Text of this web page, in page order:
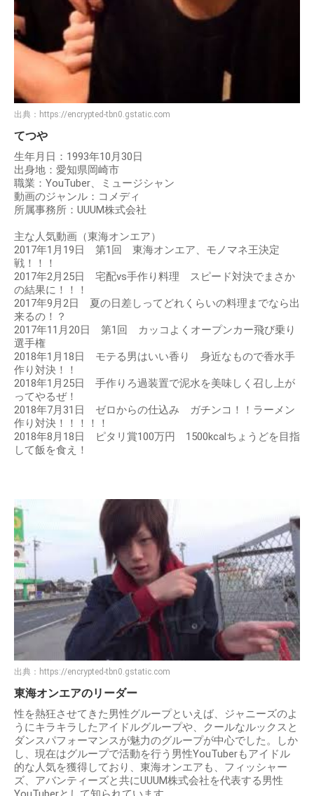
出典： https://encrypted-tbn0.gstatic.com
てつや
生年月日：1993年10月30日
出身地：愛知県岡崎市
職業：YouTuber、ミュージシャン
動画のジャンル：コメディ
所属事務所：UUUM株式会社
主な人気動画（東海オンエア）
2017年1月19日 第1回 東海オンエア、モノマネ王決定
戦！！！
2017年2月25日 宅配vs手作り料理 スピード対決でまさか
の結果に！！！
2017年9月2日 夏の日差しってどれくらいの料理までなら出
来るの！？
2017年11月20日 第1回 カッコよくオープンカー飛び乗り
選手権
2018年1月18日 モテる男はいい香り 身近なもので香水手
作り対決！！
2018年1月25日 手作りろ過装置で泥水を美味しく召し上が
ってやるぜ！
2018年7月31日 ゼロからの仕込み ガチンコ！！ラーメン
作り対決！！！！！
2018年8月18日 ピタリ賞100万円 1500kcalちょうどを目指
して飯を食え！
出典： https://encrypted-tbn0.gstatic.com
東海オンエアのリーダー
性を熱狂させてきた男性グループといえば、ジャニーズのよ
うにキラキラしたアイドルグループや、クールなルックスと
ダンスパフォーマンスが魅力のグループが中心でした。しか
し、現在はグループで活動を行う男性YouTuberもアイドル
的な人気を獲得しており、東海オンエアも、フィッシャー
ズ、アバンティーズと共にUUUM株式会社を代表する男性